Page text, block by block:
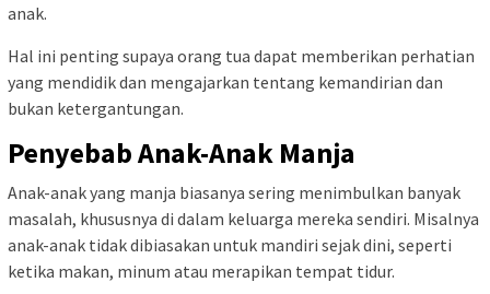
anak.
Hal ini penting supaya orang tua dapat memberikan perhatian
yang mendidik dan mengajarkan tentang kemandirian dan
bukan ketergantungan.
Penyebab Anak-Anak Manja
Anak-anak yang manja biasanya sering menimbulkan banyak
masalah, khususnya di dalam keluarga mereka sendiri. Misalnya
anak-anak tidak dibiasakan untuk mandiri sejak dini, seperti
ketika makan, minum atau merapikan tempat tidur.